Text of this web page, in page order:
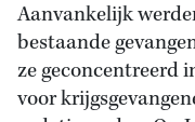
Aanvankelijk
bestaande
ze geconcentreerd
voor